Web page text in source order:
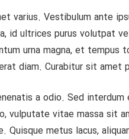
varius. Vestibulum ante
id ultrices purus volutpat
urna magna, et tempus
diam. Curabitur sit amet
a odio. Sed interdum
vulputate vitae massa sit
metus lacus,